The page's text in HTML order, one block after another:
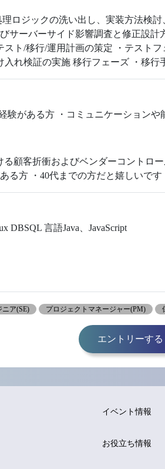
ロジックの洗い出し、実装方法検
サーバーサイド影響調査と修正設
ト/移行/運用計画の策定 ・テスト
れ検証の実施 移行フェーズ ・移
験がある方 ・コミュニケーション
る顧客折衝およびベンダーコントロ
る方 ・40代までの方だと嬉しいです
DBSQL 言語Java、JavaScript
ニア(SE) プロジェクトマネージャー(PM)
エントリーする
イベント情報
お役立ち情報